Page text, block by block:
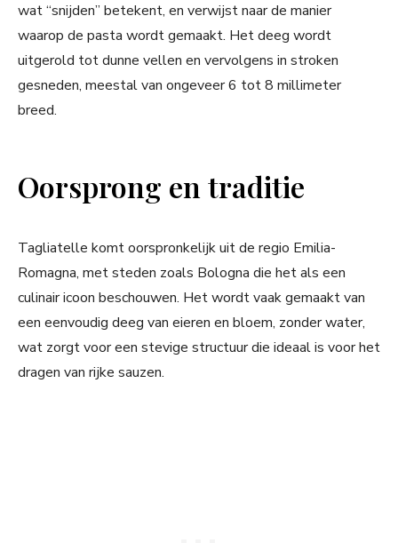
wat “snijden” betekent, en verwijst naar de manier
waarop de pasta wordt gemaakt. Het deeg wordt
uitgerold tot dunne vellen en vervolgens in stroken
gesneden, meestal van ongeveer 6 tot 8 millimeter
breed.
Oorsprong en traditie
Tagliatelle komt oorspronkelijk uit de regio Emilia-
Romagna, met steden zoals Bologna die het als een
culinair icoon beschouwen. Het wordt vaak gemaakt van
een eenvoudig deeg van eieren en bloem, zonder water,
wat zorgt voor een stevige structuur die ideaal is voor het
dragen van rijke sauzen.